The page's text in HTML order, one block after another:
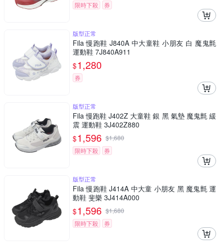
限時下殺
券
版型正常
Fila 慢跑鞋 J840A 中大童鞋 小朋友 白 魔鬼氈
運動鞋 7J840A911
$1,280
券
版型正常
Fila 慢跑鞋 J402Z 大童鞋 銀 黑 氣墊 魔鬼氈 緩
震 運動鞋 3J402Z880
$1,596 $1,680
限時下殺
券
版型正常
Fila 慢跑鞋 J414A 中大童 小朋友 黑 魔鬼氈 運
動鞋 斐樂 3J414A000
$1,596 $1,680
限時下殺
券